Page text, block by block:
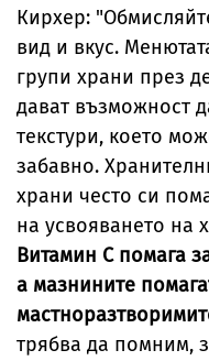
Кирхер:
вид и вкус.
групи храни през
дават възможност
текстури, което
забавно.
храни често си
на усвояването на
Витамин С помага
а мазнините
трябва да помним,